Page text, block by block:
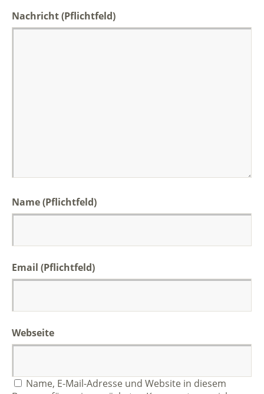
Nachricht(Pflichtfeld)
Name (Pflichtfeld)
Email (Pflichtfeld)
Webseite
Name, E-Mail-Adresse und Website in diesem